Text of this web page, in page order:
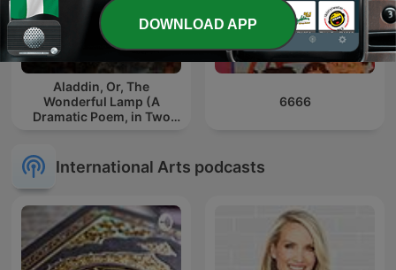
Aladdin, Or, The
Wonderful Lamp (A
Dramatic Poem, in Two
6666
International Arts podcasts
DOWNLOAD APP